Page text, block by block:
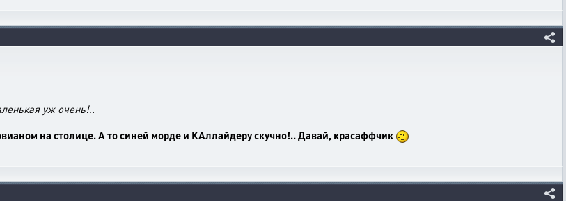
уж очень!..
на столице. А то синей морде и КАллайдеру скучно!.. Давай, красаффчик